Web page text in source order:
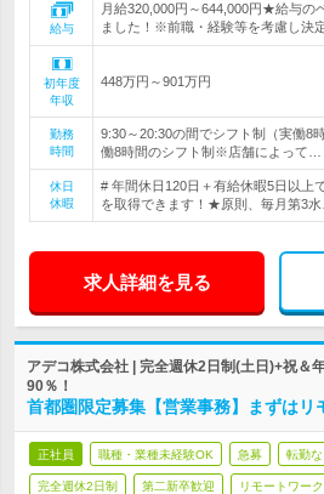
給与
月給320,000円～644,000円★給与の
ました！※前職・経験等を考慮し決
初年度
年収
448万円～901万円
勤務
時間
9:30～20:30の間でシフト制（実働8
働8時間のシフト制※店舗によって…
休日
休暇
# 年間休日120日＋有給休暇5日以上
を取得できます！★原則、毎月第3水
求人詳細を見る
アデコ株式会社 | 完全週休2日制(土日)+祝
90％！
首都圏限定募集【営業事務】まずはリ
正社員 職種・業種未経験OK 急募 転勤な
完全週休2日制 第二新卒歓迎 リモートワー